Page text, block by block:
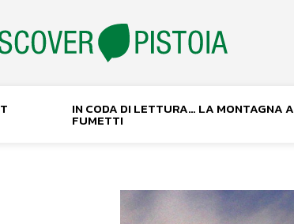
IN CODA DI LETTURA… LA MONTAGNA A
FUMETTI